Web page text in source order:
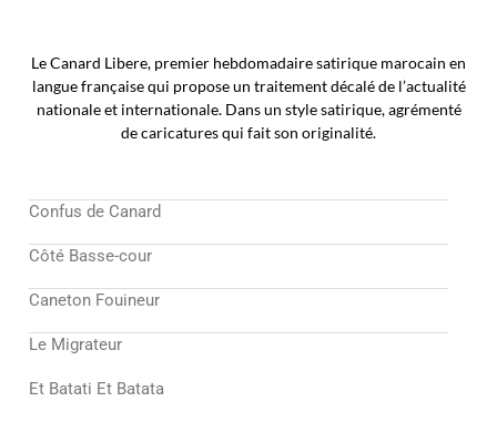
Le Canard Libere, premier hebdomadaire satirique marocain en
langue française qui propose un traitement décalé de l’actualité
nationale et internationale. Dans un style satirique, agrémenté
de caricatures qui fait son originalité.
Confus de Canard
Côté Basse-cour
Caneton Fouineur
Le Migrateur
Et Batati Et Batata